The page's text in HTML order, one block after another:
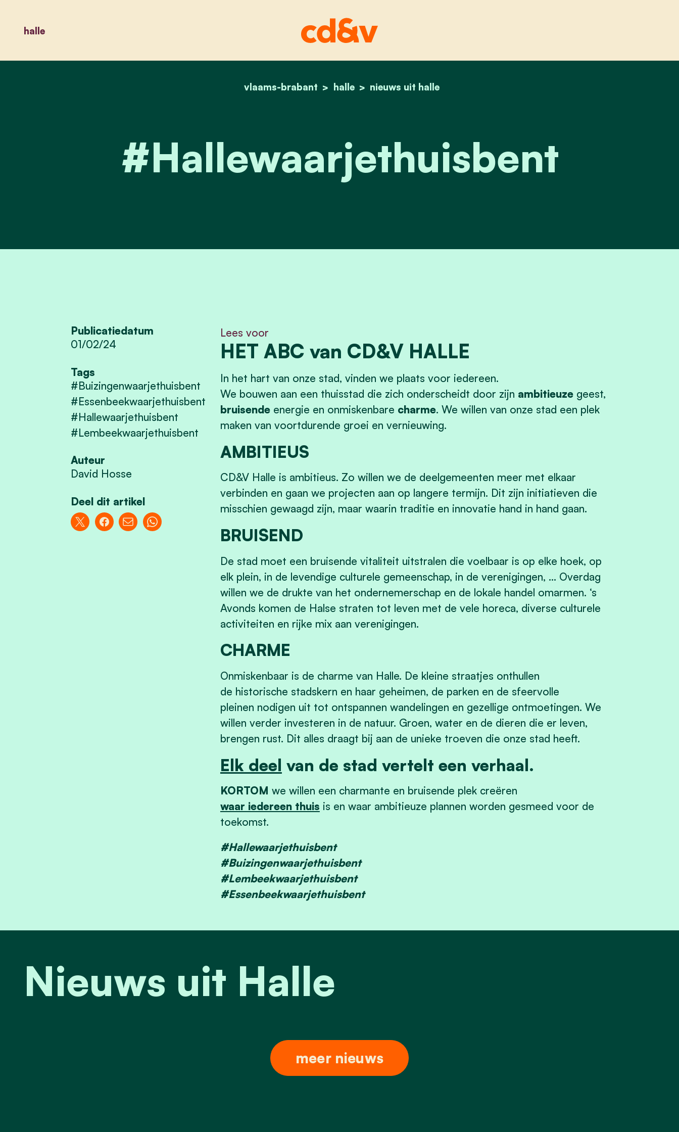
halle
home
vlaams-brabant halle nieuws uit halle
#hallewaarjethuisbent
#Hallewaarjethuisbent
Publicatiedatum
01/02/24
Tags
#Buizingenwaarjethuisbent
#Essenbeekwaarjethuisbent
#Hallewaarjethuisbent
#Lembeekwaarjethuisbent
Auteur
David Hosse
Deel dit artikel
Lees voor
HET ABC van CD&V HALLE
In het hart van onze stad, vinden we plaats voor iedereen.
We bouwen aan een thuisstad die zich onderscheidt door zijn ambitieuzegeest,
bruisendeenergie en onmiskenbare charme. We willen van onze stad een plek
maken van voortdurende groei en vernieuwing.
AMBITIEUS
CD&V Halle is ambitieus. Zo willen we de deelgemeenten meer met elkaar
verbinden en gaan we projecten aan op langere termijn. Dit zijn initiatieven die
misschien gewaagd zijn, maar waarin traditie en innovatie hand in hand gaan.
BRUISEND
De stad moet een bruisende vitaliteit uitstralen die voelbaar is op elke hoek, op
elk plein, in de levendige culturele gemeenschap, in de verenigingen, … Overdag
willen we de drukte van het ondernemerschap en de lokale handel omarmen. ‘s
Avonds komen de Halse straten tot leven met de vele horeca, diverse culturele
activiteiten en rijke mix aan verenigingen.
CHARME
Onmiskenbaar is de charme van Halle. De kleine straatjes onthullen
de historische stadskern en haar geheimen, de parken en de sfeervolle
pleinen nodigen uit tot ontspannen wandelingen en gezellige ontmoetingen. We
willen verder investeren in de natuur. Groen, water en de dieren die er leven,
brengen rust. Dit alles draagt bij aan de unieke troeven die onze stad heeft.
Elk deel van de stad vertelt een verhaal.
KORTOM we willen een charmante en bruisende plek creëren
waar iedereen thuis is en waar ambitieuze plannen worden gesmeed voor de
toekomst.
#Hallewaarjethuisbent
#Buizingenwaarjethuisbent
#Lembeekwaarjethuisbent
#Essenbeekwaarjethuisbent
Nieuws uit Halle
meer nieuws